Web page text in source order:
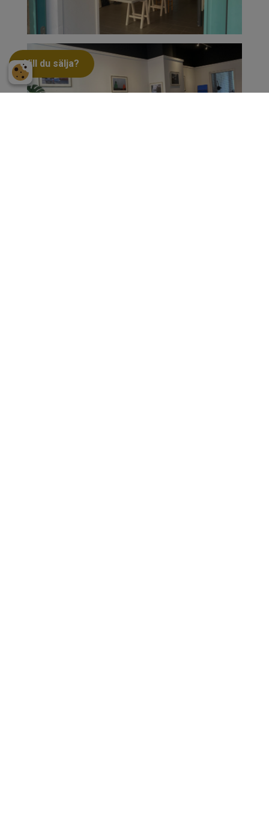
Vill du sälja?